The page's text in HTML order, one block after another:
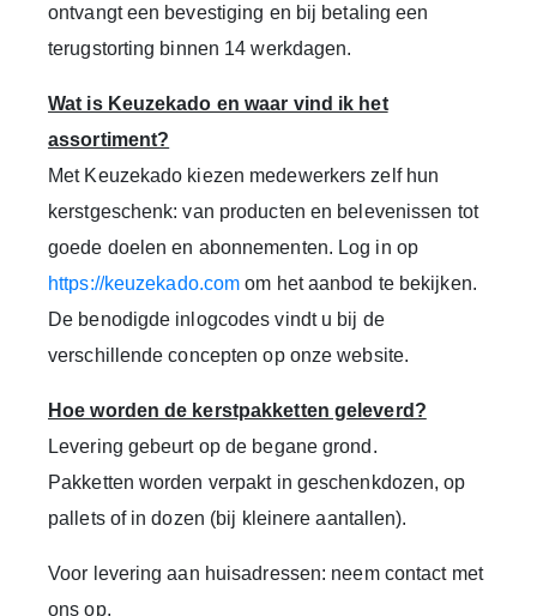
ontvangt een bevestiging en bij betaling een
terugstorting binnen 14 werkdagen.
Wat is Keuzekado en waar vind ik het
assortiment?
Met Keuzekado kiezen medewerkers zelf hun
kerstgeschenk: van producten en belevenissen tot
goede doelen en abonnementen. Log in op
https://keuzekado.com om het aanbod te bekijken.
De benodigde inlogcodes vindt u bij de
verschillende concepten op onze website.
Hoe worden de kerstpakketten geleverd?
Levering gebeurt op de begane grond .
Pakketten worden verpakt in geschenkdozen, op
pallets of in dozen (bij kleinere aantallen).
Voor levering aan huisadressen: neem contact met
ons op.